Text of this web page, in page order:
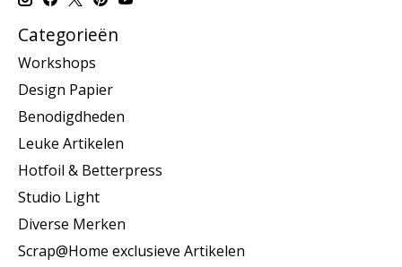
Categorieën
Workshops
Design Papier
Benodigdheden
Leuke Artikelen
Hotfoil & Betterpress
Studio Light
Diverse Merken
Scrap@Home exclusieve Artikelen